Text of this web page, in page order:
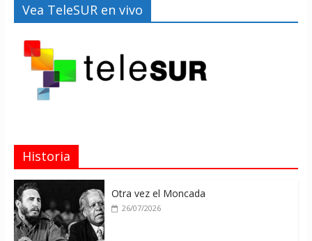
Vea TeleSUR en vivo
Historia
Otra vez el Moncada
26/07/2026